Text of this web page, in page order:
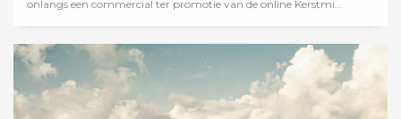
onlangs een commercial ter promotie van de online Kerstmi...